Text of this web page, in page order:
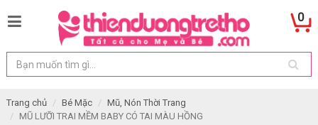
0
Trang chủ Bé Mặc
Mũ, Nón Thời Trang
MŨ LƯỠI TRAI MỀM BABY CÓ TAI MÀU HỒNG